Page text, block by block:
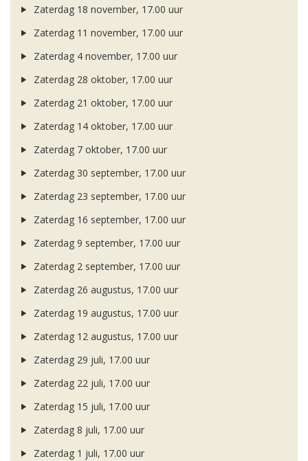
Zaterdag 18 november, 17.00 uur
Zaterdag 11 november, 17.00 uur
Zaterdag 4 november, 17.00 uur
Zaterdag 28 oktober, 17.00 uur
Zaterdag 21 oktober, 17.00 uur
Zaterdag 14 oktober, 17.00 uur
Zaterdag 7 oktober, 17.00 uur
Zaterdag 30 september, 17.00 uur
Zaterdag 23 september, 17.00 uur
Zaterdag 16 september, 17.00 uur
Zaterdag 9 september, 17.00 uur
Zaterdag 2 september, 17.00 uur
Zaterdag 26 augustus, 17.00 uur
Zaterdag 19 augustus, 17.00 uur
Zaterdag 12 augustus, 17.00 uur
Zaterdag 29 juli, 17.00 uur
Zaterdag 22 juli, 17.00 uur
Zaterdag 15 juli, 17.00 uur
Zaterdag 8 juli, 17.00 uur
Zaterdag 1 juli, 17.00 uur